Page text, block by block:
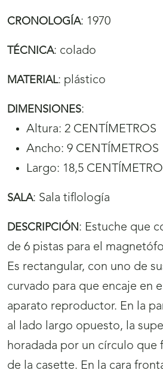
CRONOLOGÍA: 1970
TÉCNICA: colado
MATERIAL: plástico
DIMENSIONES:
Altura: 2 CENTÍMETROS
Ancho: 9 CENTÍMETROS
Largo: 18,5
SALA: Sala tiflología
DESCRIPCIÓN: Estuche que
de 6 pistas para el
Es rectangular, con uno de
curvado para que encaje en
aparato reproductor. En la
al lado largo opuesto, la
horadada por un círculo que
de la casette. En la cara